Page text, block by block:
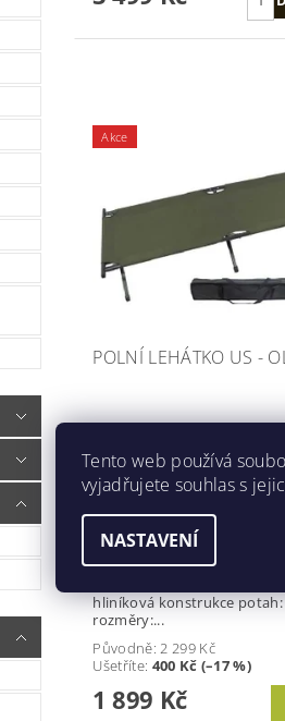
Akce
POLNÍ LEHÁTKO US -
Značka:Mil-Tec (Německo) -
Polní lehátko skládací Klasické polní
lehátko, které používají
hliníková konstrukce potah: Nylon
rozměry:...
Původně:2 299 Kč
Ušetříte: 400 Kč (–17 %)
1 899 Kč
Tento web používá
vyjadřujete souhlas s
NASTAVENÍ